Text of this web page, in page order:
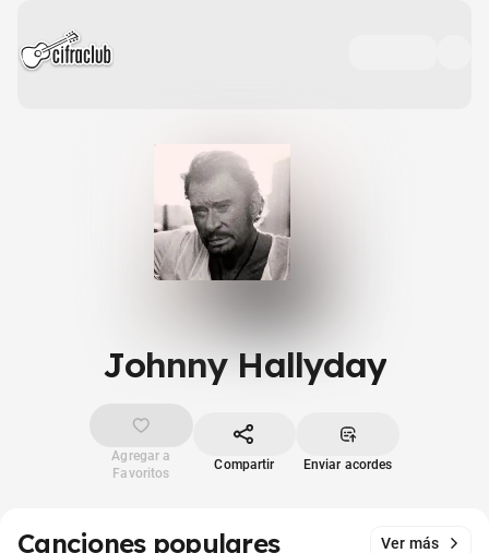
Johnny Hallyday
Agregar a
Favoritos
Compartir Enviar acordes
Canciones populares
Ver más